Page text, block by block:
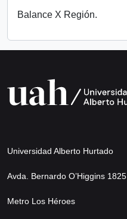
Balance X Región.
Universidad Alberto Hurtado
Avda. Bernardo O’Higgins 1825
Metro Los Héroes